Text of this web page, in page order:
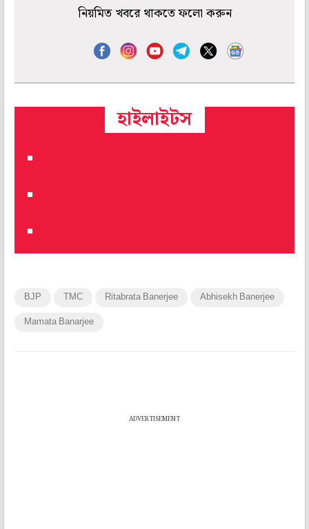
নিয়মিত খবরে থাকতে ফলো করুন
হাইলাইটস
BJP TMC Ritabrata Banerjee Abhisekh Banerjee
Mamata Banarjee
ADVERTISEMENT